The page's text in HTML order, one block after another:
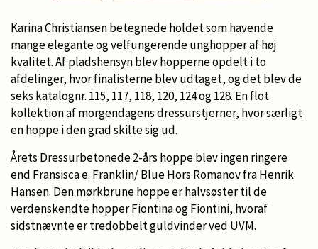
Karina Christiansen betegnede holdet som havende
mange elegante og velfungerende unghopper af høj
kvalitet. Af pladshensyn blev hopperne opdelt i to
afdelinger, hvor finalisterne blev udtaget, og det blev de
seks katalognr. 115, 117, 118, 120, 124 og 128. En flot
kollektion af morgendagens dressurstjerner, hvor særligt
en hoppe i den grad skilte sig ud.
Årets Dressurbetonede 2-års hoppe blev ingen ringere
end Fransisca e. Franklin/ Blue Hors Romanov fra Henrik
Hansen. Den mørkbrune hoppe er halvsøster til de
verdenskendte hopper Fiontina og Fiontini, hvoraf
sidstnævnte er tredobbelt guldvinder ved UVM.